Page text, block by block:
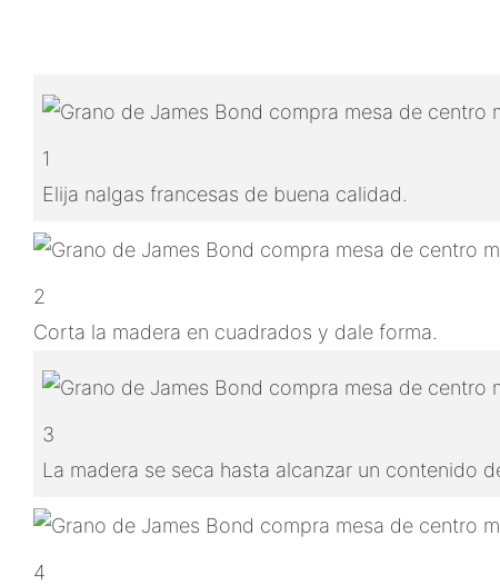
1
Elija nalgas francesas de buena calidad.
2
Corta la madera en cuadrados y dale forma.
3
La madera se seca hasta alcanzar un contenido
4